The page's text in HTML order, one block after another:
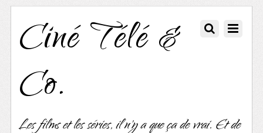
Ciné Télé &
Co.
Les films et les séries, il n'y a que ça de vrai. Et de